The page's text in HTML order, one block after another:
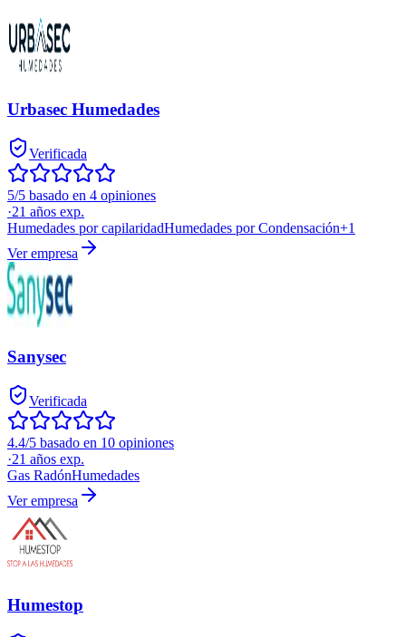
Urbasec Humedades
Verificada
5/5 basado en 4 opiniones
·21 años exp.
Humedades por capilaridadHumedades por Condensación+1
Ver empresa
Sanysec
Verificada
4.4/5 basado en 10 opiniones
·21 años exp.
Gas RadónHumedades
Ver empresa
Humestop